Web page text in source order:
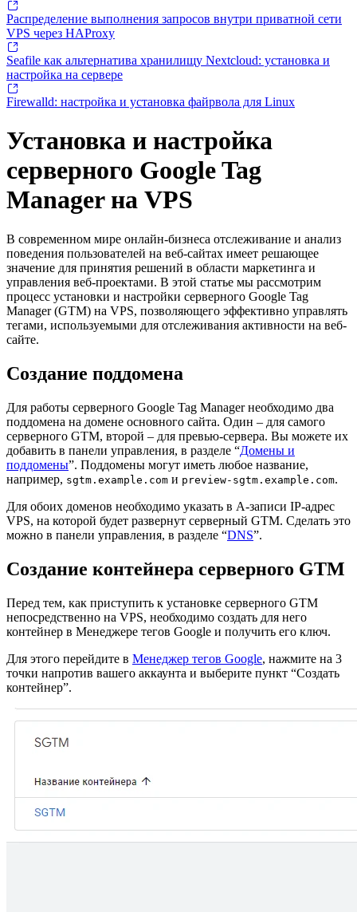
Распределение выполнения запросов внутри приватной сети
VPS через HAProxy
Seafile как альтернатива хранилищу Nextcloud: установка и
настройка на сервере
Firewalld: настройка и установка файрвола для Linux
Установка и настройка
серверного Google Tag
Manager на VPS
В современном мире онлайн-бизнеса отслеживание и анализ
поведения пользователей на веб-сайтах имеет решающее
значение для принятия решений в области маркетинга и
управления веб-проектами. В этой статье мы рассмотрим
процесс установки и настройки серверного Google Tag
Manager (GTM) на VPS, позволяющего эффективно управлять
тегами, используемыми для отслеживания активности на веб-
сайте.
Создание поддомена
Для работы серверного Google Tag Manager необходимо два
поддомена на домене основного сайта. Один – для самого
серверного GTM, второй – для превью-сервера. Вы можете их
добавить в панели управления, в разделе “Домены и
поддомены”. Поддомены могут иметь любое название,
например, sgtm.example.com и preview-sgtm.example.com.
Для обоих доменов необходимо указать в А-записи IP-адрес
VPS, на которой будет развернут серверный GTM. Сделать это
можно в панели управления, в разделе “DNS”.
Создание контейнера серверного GTM
Перед тем, как приступить к установке серверного GTM
непосредственно на VPS, необходимо создать для него
контейнер в Менеджере тегов Google и получить его ключ.
Для этого перейдите в Менеджер тегов Google, нажмите на 3
точки напротив вашего аккаунта и выберите пункт “Создать
контейнер”.